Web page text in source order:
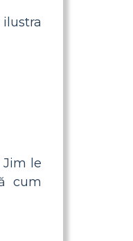
Jim le
cum